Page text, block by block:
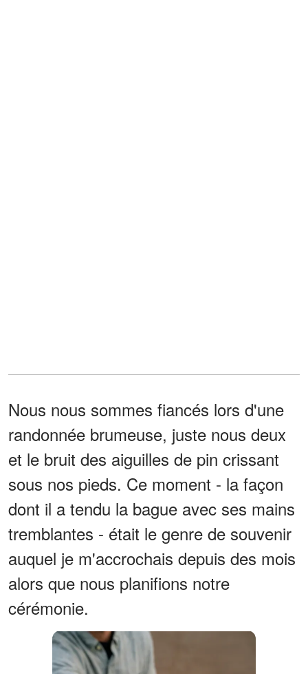
Nous nous sommes fiancés lors d'une
randonnée brumeuse, juste nous deux
et le bruit des aiguilles de pin crissant
sous nos pieds. Ce moment - la façon
dont il a tendu la bague avec ses mains
tremblantes - était le genre de souvenir
auquel je m'accrochais depuis des mois
alors que nous planifions notre
cérémonie.